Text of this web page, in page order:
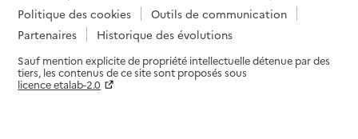
Politique des cookies
Outils de communication
Partenaires
Historique des évolutions
Sauf mention explicite de propriété intellectuelle détenue par des
tiers, les contenus de ce site sont proposés sous
licence etalab-2.0